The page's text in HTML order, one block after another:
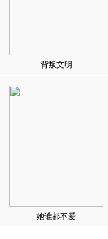
背叛文明
她谁都不爱